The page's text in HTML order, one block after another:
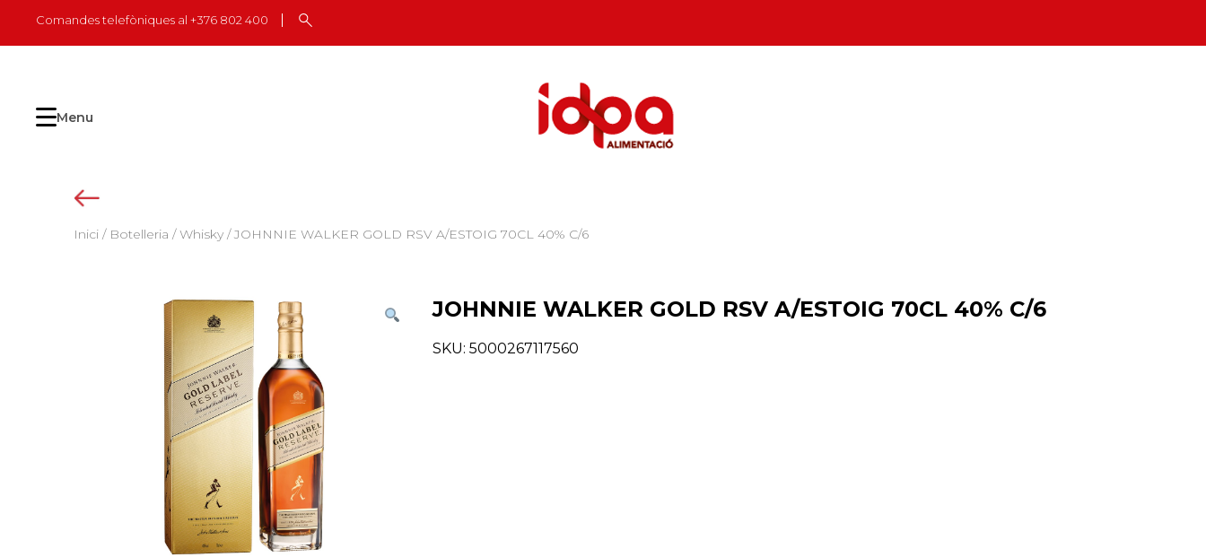
content
Comandes telefòniques al +376 802 400
Menu
Inici / Botelleria /Whisky / JOHNNIE WALKER GOLD RSV A/ESTOIG 70CL 40% C/6
JOHNNIE WALKER GOLD RSV A/ESTOIG 70CL 40% C/6
SKU: 5000267117560